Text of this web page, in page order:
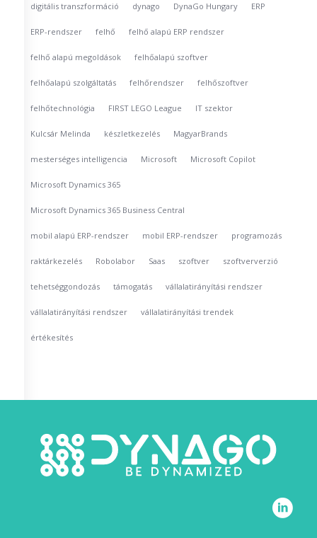
digitális transzformáció dynago DynaGo Hungary ERP
ERP-rendszer felhő felhő alapú ERP rendszer
felhő alapú megoldások felhőalapú szoftver
felhőalapú szolgáltatás felhőrendszer felhőszoftver
felhőtechnológia FIRST LEGO League IT szektor
Kulcsár Melinda készletkezelés MagyarBrands
mesterséges intelligencia Microsoft Microsoft Copilot
Microsoft Dynamics 365
Microsoft Dynamics 365 Business Central
mobil alapú ERP-rendszer mobil ERP-rendszer programozás
raktárkezelés Robolabor Saas szoftver szoftververzió
tehetséggondozás támogatás vállalatirányítási rendszer
vállalatirányítási rendszer vállalatirányítási trendek
értékesítés